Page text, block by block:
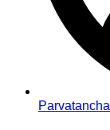
Parvatanchal